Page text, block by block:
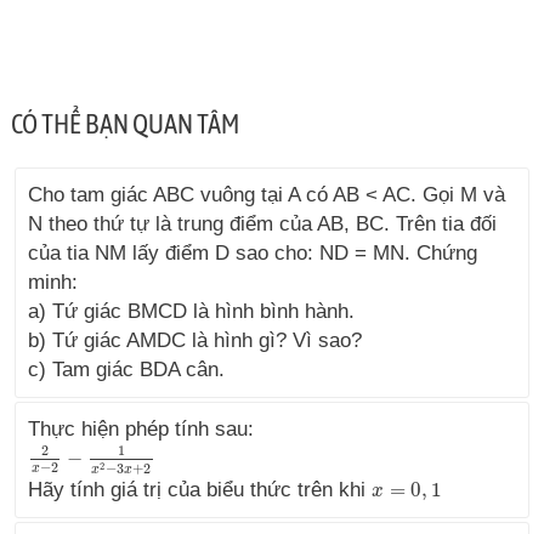
CÓ THỂ BẠN QUAN TÂM
Cho tam giác ABC vuông tại A có AB < AC. Gọi M và
N theo thứ tự là trung điểm của AB, BC. Trên tia đối
của tia NM lấy điểm D sao cho: ND = MN. Chứng
minh:
a) Tứ giác BMCD là hình bình hành.
b) Tứ giác AMDC là hình gì? Vì sao?
c) Tam giác BDA cân.
Thực hiện phép tính sau:
2
x−2 − 1
x2 −3x+2
2x−2 −1 x2−3x+2
Hãy tính giá trị của biểu thức trên khi x = 0, 1
x= 0,1